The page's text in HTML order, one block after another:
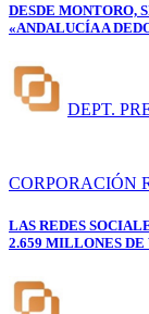
DESDE MONTORO,
«ANDALUCÍA A
DEPT.
CORPORACIÓN
LAS REDES
2.659 MILLONES